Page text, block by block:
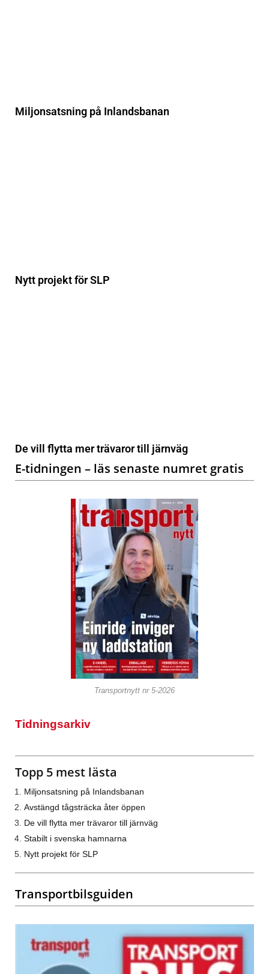
Miljonsatsning på Inlandsbanan
Nytt projekt för SLP
De vill flytta mer trävaror till järnväg
E-tidningen – läs senaste numret gratis
Transportnytt nr 5-2026
Tidningsarkiv
Topp 5 mest lästa
Miljonsatsning på Inlandsbanan
Avstängd tågsträcka åter öppen
De vill flytta mer trävaror till järnväg
Stabilt i svenska hamnarna
Nytt projekt för SLP
Transportbilsguiden